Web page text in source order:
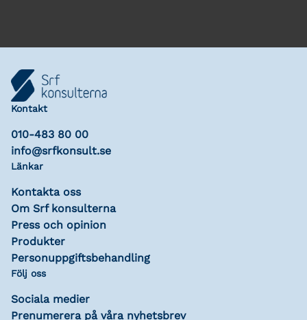
Kontakt
010-483 80 00
info@srfkonsult.se
Länkar
Kontakta oss
Om Srf konsulterna
Press och opinion
Produkter
Personuppgiftsbehandling
Följ oss
Sociala medier
Prenumerera på våra nyhetsbrev